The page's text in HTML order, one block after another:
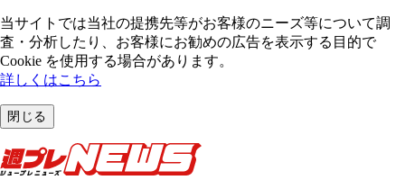
当サイトでは当社の提携先等がお客様のニーズ等について調
査・分析したり、お客様にお勧めの広告を表⽰する⽬的で
Cookie を使⽤する場合があります。
詳しくはこちら
閉じる